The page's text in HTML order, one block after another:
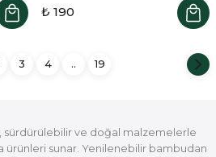
₺ 190
3 4 .. 19
sürdürülebilir ve doğal malzemelerle
ürünleri sunar. Yenilenebilir bambudan